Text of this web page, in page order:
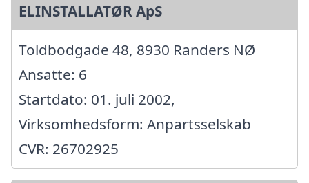
ELINSTALLATØR ApS
Toldbodgade 48, 8930 Randers NØ
Ansatte: 6
Startdato: 01. juli 2002,
Virksomhedsform: Anpartsselskab
CVR: 26702925